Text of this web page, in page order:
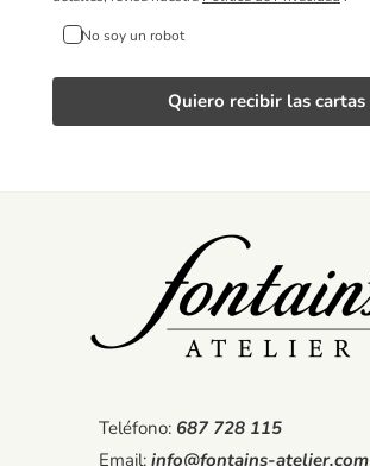
No soy un robot
Quiero recibir las cartas
Teléfono: 687 728 115
Email: info@fontains-atelier.com